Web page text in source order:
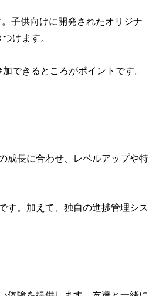
子供向けに開発されたオリジナ
けます。
できるところがポイントです。
成長に合わせ、レベルアップや特
す。加えて、独自の進捗管理シス